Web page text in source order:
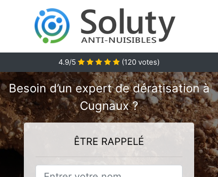
4.9/5 (120 votes)
Besoin d’un expert de dératisation à
Cugnaux ?
ÊTRE RAPPELÉ